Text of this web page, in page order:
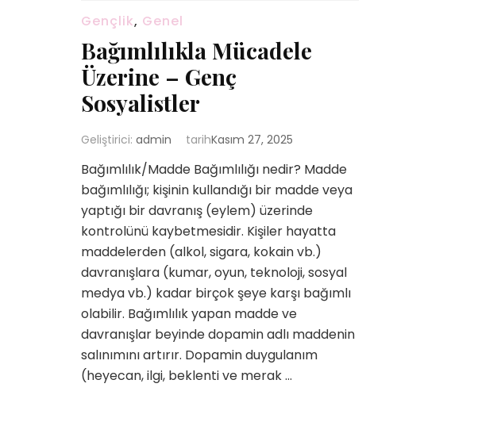
Gençlik, Genel
Bağımlılıkla Mücadele
Üzerine – Genç
Sosyalistler
Geliştirici: admin tarihKasım 27, 2025
Bağımlılık/Madde Bağımlılığı nedir? Madde
bağımlılığı; kişinin kullandığı bir madde veya
yaptığı bir davranış (eylem) üzerinde
kontrolünü kaybetmesidir. Kişiler hayatta
maddelerden (alkol, sigara, kokain vb.)
davranışlara (kumar, oyun, teknoloji, sosyal
medya vb.) kadar birçok şeye karşı bağımlı
olabilir. Bağımlılık yapan madde ve
davranışlar beyinde dopamin adlı maddenin
salınımını artırır. Dopamin duygulanım
(heyecan, ilgi, beklenti ve merak …